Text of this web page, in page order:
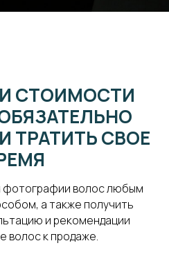
СТОИМОСТИ
ТРАТИТЬ СВОЕ
фотографии волос любым
а также получить
и рекомендации
волос к продаже.